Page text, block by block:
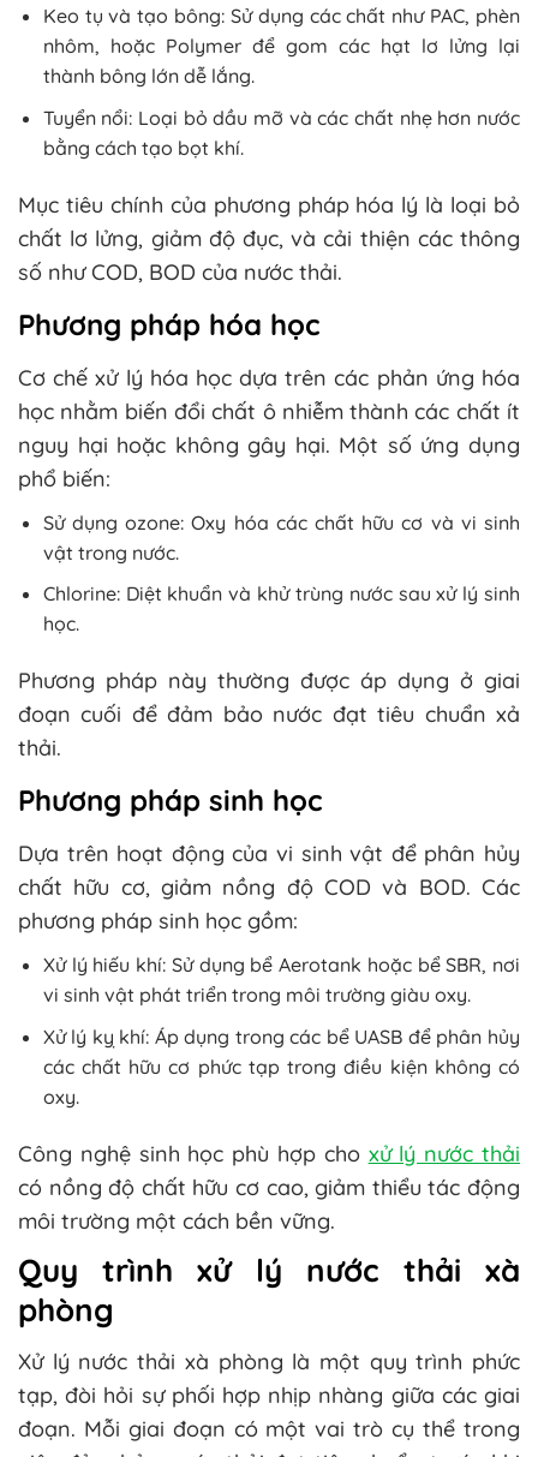
Keo tụ và tạo bông: Sử dụng các chất như PAC, phèn
nhôm, hoặc Polymer để gom các hạt lơ lửng lại
thành bông lớn dễ lắng.
Tuyển nổi: Loại bỏ dầu mỡ và các chất nhẹ hơn nước
bằng cách tạo bọt khí.
Mục tiêu chính của phương pháp hóa lý là loại bỏ
chất lơ lửng, giảm độ đục, và cải thiện các thông
số như COD, BOD của nước thải.
Phương pháp hóa học
Cơ chế xử lý hóa học dựa trên các phản ứng hóa
học nhằm biến đổi chất ô nhiễm thành các chất ít
nguy hại hoặc không gây hại. Một số ứng dụng
phổ biến:
Sử dụng ozone: Oxy hóa các chất hữu cơ và vi sinh
vật trong nước.
Chlorine: Diệt khuẩn và khử trùng nước sau xử lý sinh
học.
Phương pháp này thường được áp dụng ở giai
đoạn cuối để đảm bảo nước đạt tiêu chuẩn xả
thải.
Phương pháp sinh học
Dựa trên hoạt động của vi sinh vật để phân hủy
chất hữu cơ, giảm nồng độ COD và BOD. Các
phương pháp sinh học gồm:
Xử lý hiếu khí: Sử dụng bể Aerotank hoặc bể SBR, nơi
vi sinh vật phát triển trong môi trường giàu oxy.
Xử lý kỵ khí: Áp dụng trong các bể UASB để phân hủy
các chất hữu cơ phức tạp trong điều kiện không có
oxy.
Công nghệ sinh học phù hợp cho xử lý nước thải
có nồng độ chất hữu cơ cao, giảm thiểu tác động
môi trường một cách bền vững.
Quy trình xử lý nước thải xà
phòng
Xử lý nước thải xà phòng là một quy trình phức
tạp, đòi hỏi sự phối hợp nhịp nhàng giữa các giai
đoạn. Mỗi giai đoạn có một vai trò cụ thể trong